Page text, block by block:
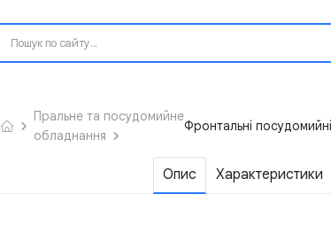
Пральне та посудомийне
обладнання
Фронтальні
Опис Характеристики